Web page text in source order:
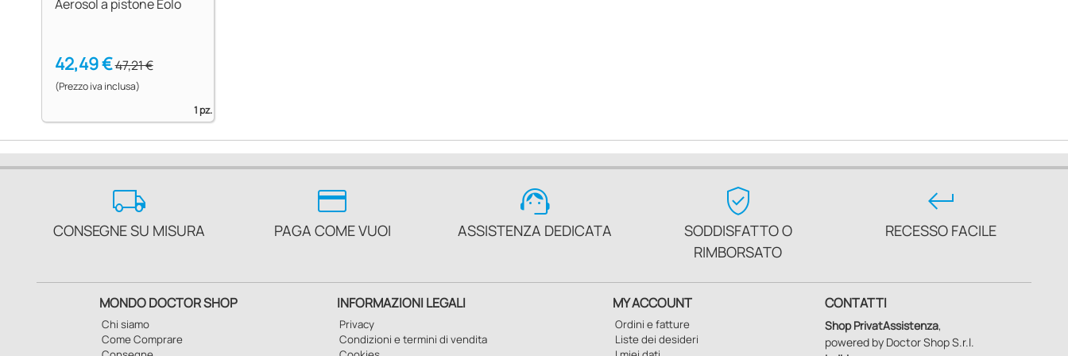
Aerosol a pistone Eolo
42,49 €47,21 €
(Prezzo iva inclusa)
1 pz.
local_shipping
CONSEGNE SU MISURA
credit_card
PAGA COME VUOI
support_agent
ASSISTENZA DEDICATA
verified_user
SODDISFATTO O
RIMBORSATO
keyboard_return
RECESSO FACILE
MONDO DOCTOR SHOP
Chi siamo
Come Comprare
INFORMAZIONI LEGALI
Privacy
Condizioni e termini di vendita
MY ACCOUNT
Ordini e fatture
Liste dei desideri
CONTATTI
Shop PrivatAssistenza,
powered by Doctor Shop S.r.l.